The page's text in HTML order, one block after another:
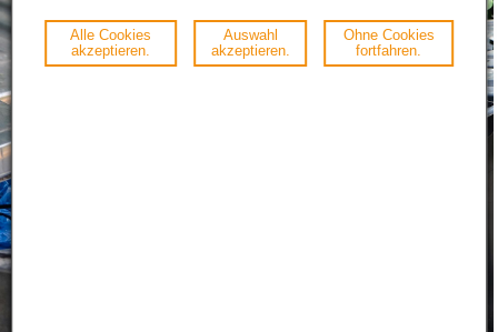
Alle Cookies
akzeptieren.
Auswahl
akzeptieren.
Ohne Cookies
fortfahren.